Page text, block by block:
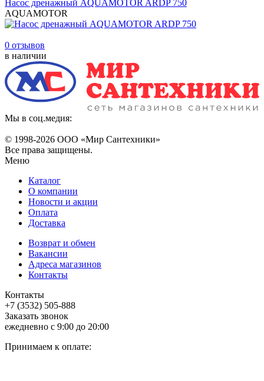
Насос дренажный AQUAMOTOR ARDP 750
AQUAMOTOR
0 отзывов
в наличии
Мы в соц.медия:
© 1998-2026 ООО «Мир Сантехники»
Все права защищены.
Меню
Каталог
О компании
Новости и акции
Оплата
Доставка
Возврат и обмен
Вакансии
Адреса магазинов
Контакты
Контакты
+7 (3532) 505-888
Заказать звонок
ежедневно с 9:00 до 20:00
Принимаем к оплате: